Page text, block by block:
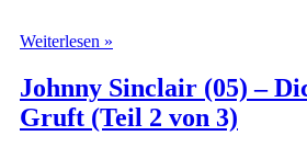
Weiterlesen »
(07)
–
Die
Johnny Sinclair (05) –
Gruft (Teil 2 von 3)